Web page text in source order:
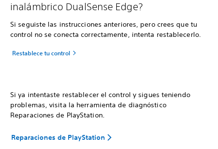
inalámbrico DualSense Edge?
Si seguiste las instrucciones anteriores, pero crees que tu
control no se conecta correctamente, intenta restablecerlo.
Restablece tu control
Si ya intentaste restablecer el control y sigues teniendo
problemas, visita la herramienta de diagnóstico
Reparaciones de PlayStation.
Reparaciones de PlayStation